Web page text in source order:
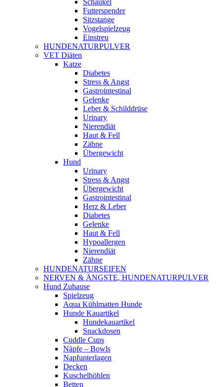
Schaukel
Futterspender
Sitzstange
Vogelspielzeug
Einstreu
HUNDENATURPULVER
VET Diäten
Katze
Diabetes
Stress & Angst
Gastrointestinal
Gelenke
Leber & Schilddrüse
Urinary
Nierendiät
Haut & Fell
Zähne
Übergewicht
Hund
Urinary
Stress & Angst
Übergewicht
Gastrointestinal
Herz & Leber
Diabetes
Gelenke
Haut & Fell
Hypoallergen
Nierendiät
Zähne
HUNDENATURSEIFEN
NERVEN & ÄNGSTE, HUNDENATURPULVER
Hund Zuhause
Spielzeug
Aqua Kühlmatten Hunde
Hunde Kauartikel
Hundekauartikel
Snackdosen
Cuddle Cups
Näpfe – Bowls
Napfunterlagen
Decken
Kuschelhöhlen
Betten